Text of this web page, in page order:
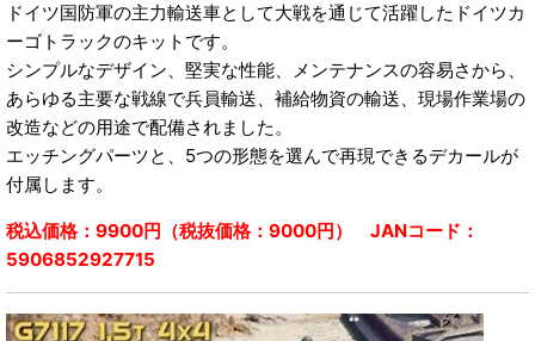
ドイツ国防軍の主力輸送車として大戦を通じて活躍したドイツカ
ーゴトラックのキットです。
シンプルなデザイン、堅実な性能、メンテナンスの容易さから、
あらゆる主要な戦線で兵員輸送、補給物資の輸送、現場作業場の
改造などの用途で配備されました。
エッチングパーツと、5つの形態を選んで再現できるデカールが
付属します。
税込価格：9900円（税抜価格：9000円） JANコード：
5906852927715